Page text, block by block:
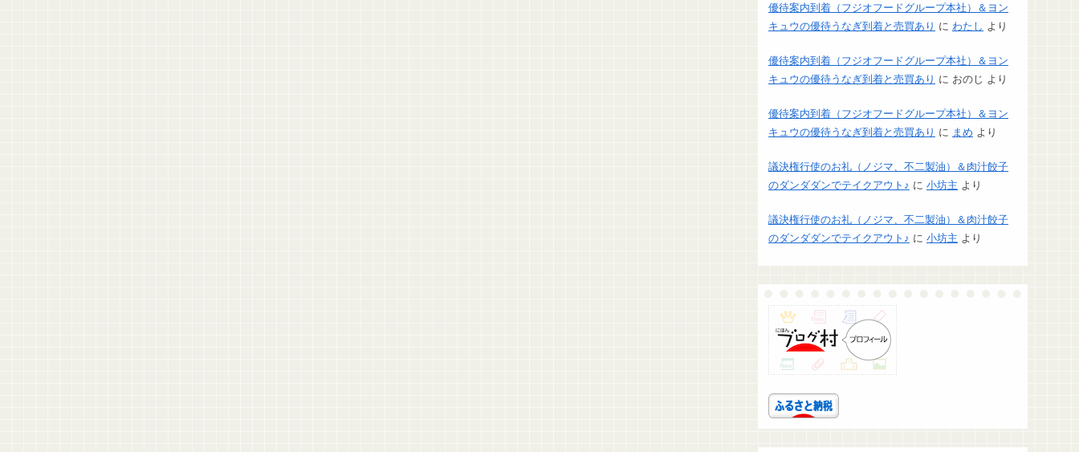
優待案内到着（フジオフードグループ本社）＆ヨン
キュウの優待うなぎ到着と売買あり に わたし より
優待案内到着（フジオフードグループ本社）＆ヨン
キュウの優待うなぎ到着と売買あり に おのじ より
優待案内到着（フジオフードグループ本社）＆ヨン
キュウの優待うなぎ到着と売買あり に まめ より
議決権行使のお礼（ノジマ、不二製油）＆肉汁餃子
のダンダダンでテイクアウト♪ に 小坊主 より
議決権行使のお礼（ノジマ、不二製油）＆肉汁餃子
のダンダダンでテイクアウト♪ に 小坊主 より